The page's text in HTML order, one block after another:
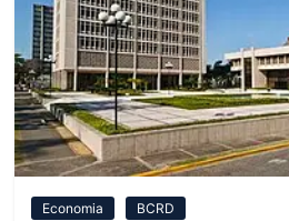
Economia BCRD